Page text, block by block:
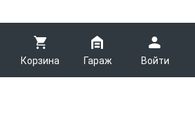
Корзина Гараж Войти